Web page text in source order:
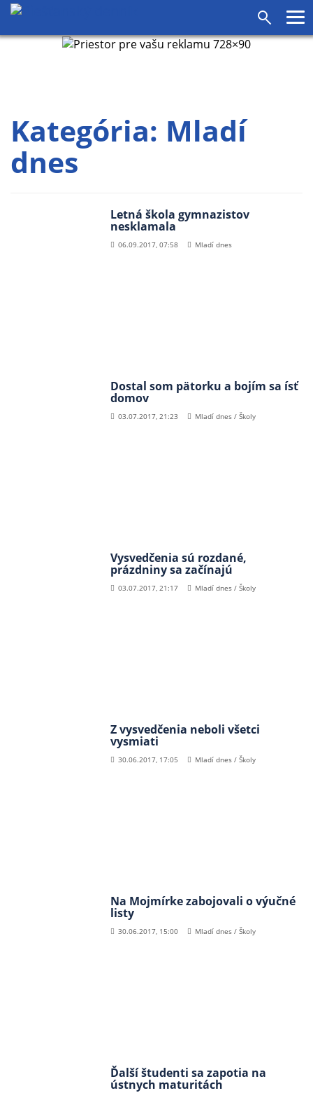
Kategória: Mladí
dnes
Letná škola gymnazistov
nesklamala
06.09.2017, 07:58 Mladí dnes
Dostal som pätorku a bojím sa ísť
domov
03.07.2017, 21:23 Mladí dnes / Školy
Vysvedčenia sú rozdané,
prázdniny sa začínajú
03.07.2017, 21:17 Mladí dnes / Školy
Z vysvedčenia neboli všetci
vysmiati
30.06.2017, 17:05 Mladí dnes / Školy
Na Mojmírke zabojovali o výučné
listy
30.06.2017, 15:00 Mladí dnes / Školy
Ďalší študenti sa zapotia na
ústnych maturitách